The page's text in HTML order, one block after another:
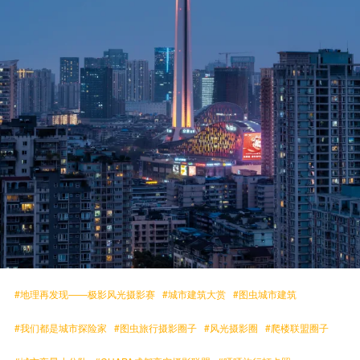
#地理再发现——极影风光摄影赛 #城市建筑大赏 #图虫城市建筑
#我们都是城市探险家 #图虫旅行摄影圈子 #风光摄影圈 #爬楼联盟圈子